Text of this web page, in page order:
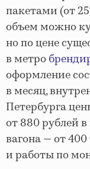
пакетами (от
объем можно
но по цене
в метро
оформление
в месяц,
Петербурга
от 880 рублей
вагона — от
и работы по